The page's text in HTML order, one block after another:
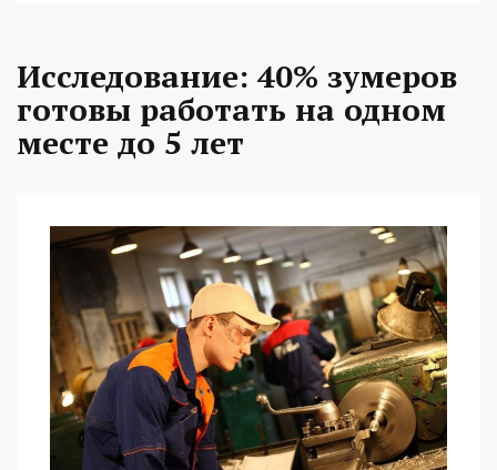
Исследование: 40% зумеров
готовы работать на одном
месте до 5 лет